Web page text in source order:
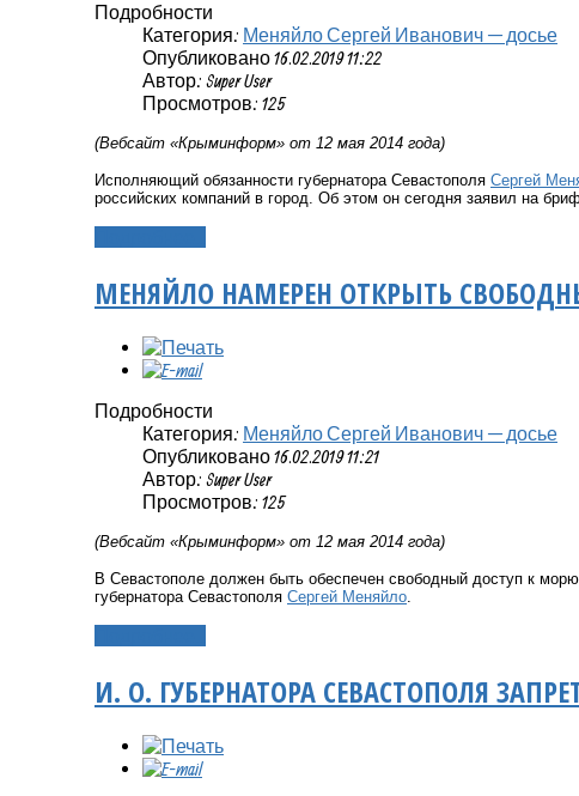
Подробности
Категория: Меняйло Сергей Иванович — досье
Опубликовано 16.02.2019 11:22
Автор: Super User
Просмотров: 125
(Вебсайт «Крыминформ» от 12 мая 2014 года)
Исполняющий обязанности губернатора Севастополя Сергей
российских компаний в город. Об этом он сегодня заявил на
МЕНЯЙЛО НАМЕРЕН ОТКРЫТЬ
Подробности
Категория: Меняйло Сергей Иванович — досье
Опубликовано 16.02.2019 11:21
Автор: Super User
Просмотров: 125
(Вебсайт «Крыминформ» от 12 мая 2014 года)
В Севастополе должен быть обеспечен свободный доступ к
губернатора Севастополя Сергей Меняйло.
И. О. ГУБЕРНАТОРА СЕВАСТОПОЛЯ